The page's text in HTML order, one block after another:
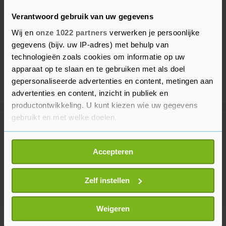
Verantwoord gebruik van uw gegevens
Wij en onze 1022 partners verwerken je persoonlijke
gegevens (bijv. uw IP-adres) met behulp van
technologieën zoals cookies om informatie op uw
apparaat op te slaan en te gebruiken met als doel
gepersonaliseerde advertenties en content, metingen aan
advertenties en content, inzicht in publiek en
productontwikkeling. U kunt kiezen wie uw gegevens
gebruikt en met welke doelen.
Als u het toestaat, willen we ook graag:
Informatie verzamelen over uw geografische
locatie, die tot een paar meter nauwkeurig kan zijn
Uw apparaat identificeren door het actief te
scannen op specifieke eigenschappen (fingerprinting)
Lees meer over hoe uw persoonlijke gegevens worden
verwerkt en stel uw voorkeuren in het
Accepteren
Zelf instellen
Weigeren
Meer uit Sport
Wielrenner Lemmen voelde 'overal
pijn' na val voor winst in Polen